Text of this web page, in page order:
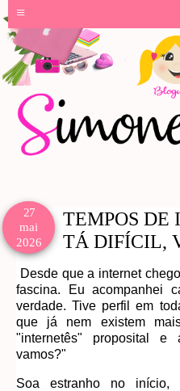
≡
27
mai
2026
TEMPOS DE
TÁ DIFÍCIL,
Desde que a internet
fascina. Eu acompanhei
verdade. Tive perfil em
que já nem existem
"internetês" proposital
vamos?"
Soa estranho no